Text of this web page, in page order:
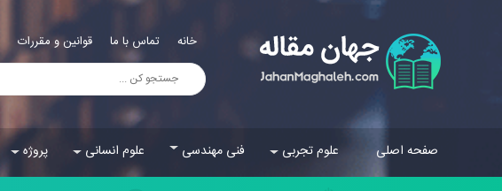
خانه تماس با ما قوانین و مقررات
صفحه اصلی علوم تجربی فنی مهندسی علوم انسانی پروژه